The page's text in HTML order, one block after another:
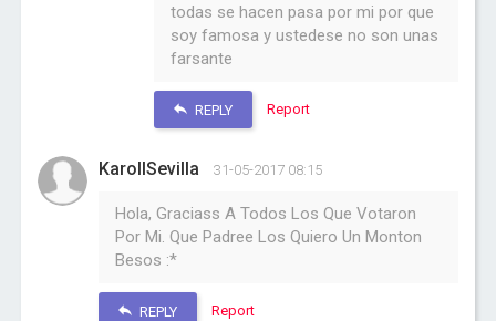
todas se hacen pasa por mi por que
soy famosa y ustedese no son unas
farsante
REPLY Report
KarollSevilla 31-05-2017 08:15
Hola, Graciass A Todos Los Que Votaron
Por Mi. Que Padree Los Quiero Un Monton
Besos :*
REPLY Report